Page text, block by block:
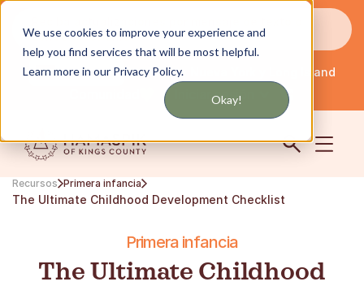
We use cookies to improve your experience and
help you find services that will be most helpful.
Learn more in our Privacy Policy.
Okay!
correo electrónico
Español Servicio en Nueva York y Long Island
Iniciar sesión
Recursos Primera infancia
The Ultimate Childhood Development Checklist
Primera infancia
The Ultimate Childhood